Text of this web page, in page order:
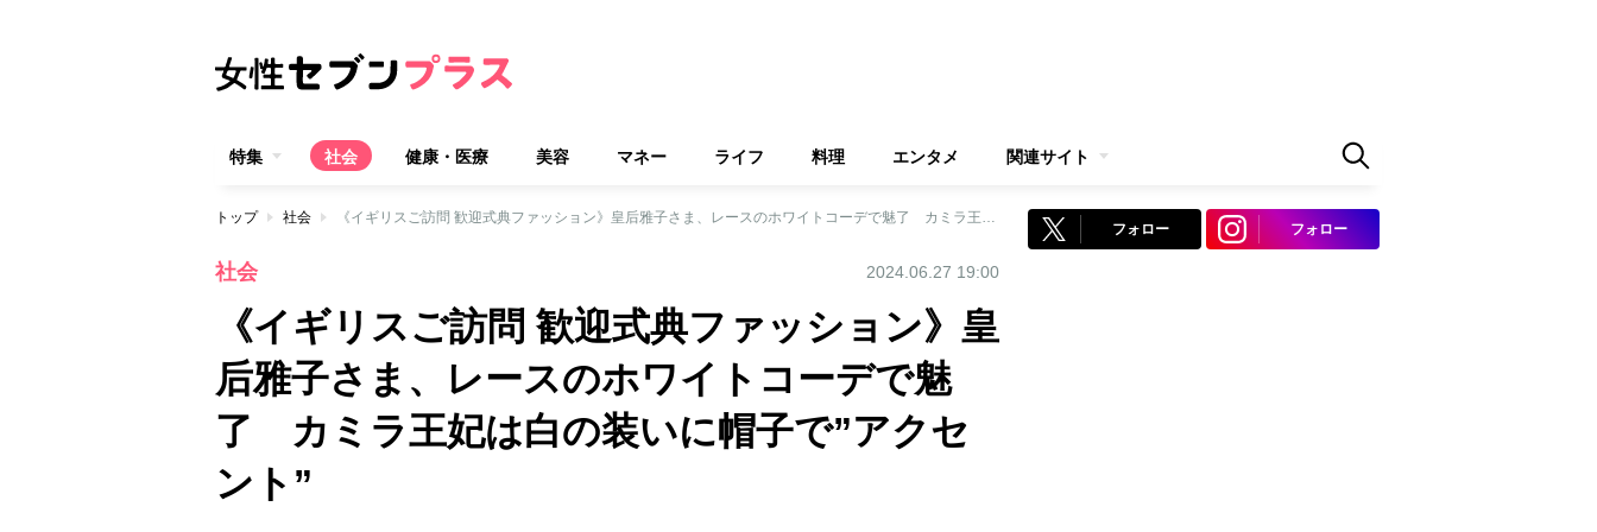
特集 社会 健康・医療 美容 マネー ライフ 料理 エンタメ 関連サイト
トップ 社会 《イギリスご訪問 歓迎式典ファッション》皇后雅子さま、レースのホワイトコーデで魅了 カミラ王妃は白の装いに帽子で”アクセント”
社会 2024.06.27 19:00
《イギリスご訪問 歓迎式典ファッション》皇
后雅子さま、レースのホワイトコーデで魅
了 カミラ王妃は白の装いに帽子で”アクセ
ント”
フォロー フォロー